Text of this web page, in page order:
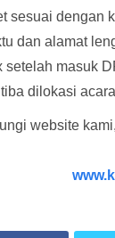
sesuai dengan
dan alamat
setelah masuk
dilokasi
website